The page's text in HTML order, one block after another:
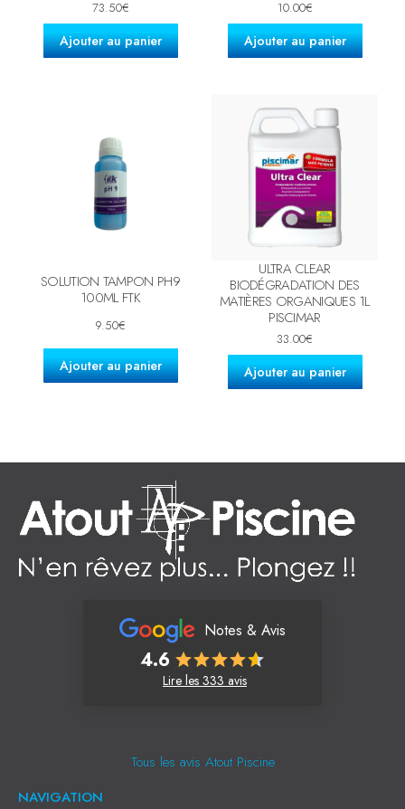
73.50€
Ajouter au panier
10.00€
Ajouter au panier
SOLUTION TAMPON PH9
100ML FTK
9.50€
Ajouter au panier
ULTRA CLEAR
BIODÉGRADATION DES
MATIÈRES ORGANIQUES 1L
PISCIMAR
33.00€
Ajouter au panier
Notes & Avis
4.6
Lire les 333 avis
Tous les avis Atout Piscine
NAVIGATION